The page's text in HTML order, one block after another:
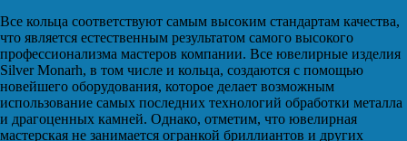
Все кольца соответствуют самым высоким стандартам качества,
что является естественным результатом самого высокого
профессионализма мастеров компании. Все ювелирные изделия
Silver Monarh, в том числе и кольца, создаются с помощью
новейшего оборудования, которое делает возможным
использование самых последних технологий обработки металла
и драгоценных камней. Однако, отметим, что ювелирная
мастерская не занимается огранкой бриллиантов и других